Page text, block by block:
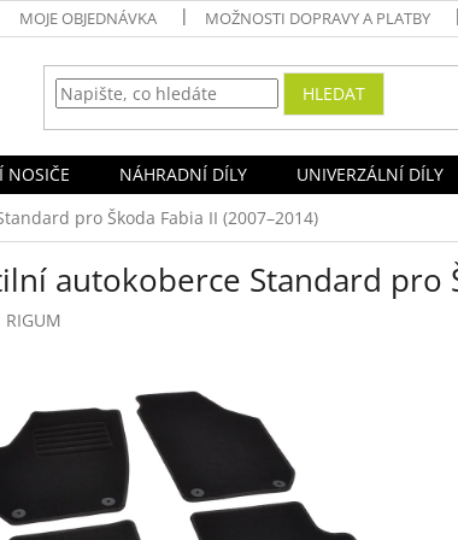
MOJE OBJEDNÁVKA MOŽNOSTI DOPRAVY A PLATBY
HLEDAT
NOSIČE NÁHRADNÍ DÍLY UNIVERZÁLNÍ DÍLY
pro Škoda Fabia II (2007–2014)
autokoberce Standard pro
RIGUM